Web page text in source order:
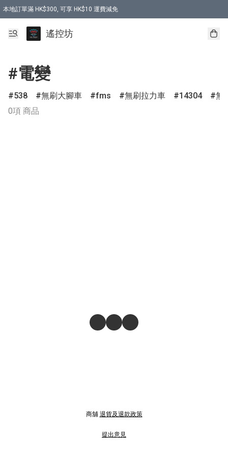
本地訂單滿 HK$300, 可享 HK$10 運費減免
購買 7.6V 6500mah 70C 電池 送 7.6V USB充電器
遙控坊
#電變
538 無刷大腳車 fms 無刷拉力車 14304
無
0項 商品
商舖 退貨及退款政策
提出意見